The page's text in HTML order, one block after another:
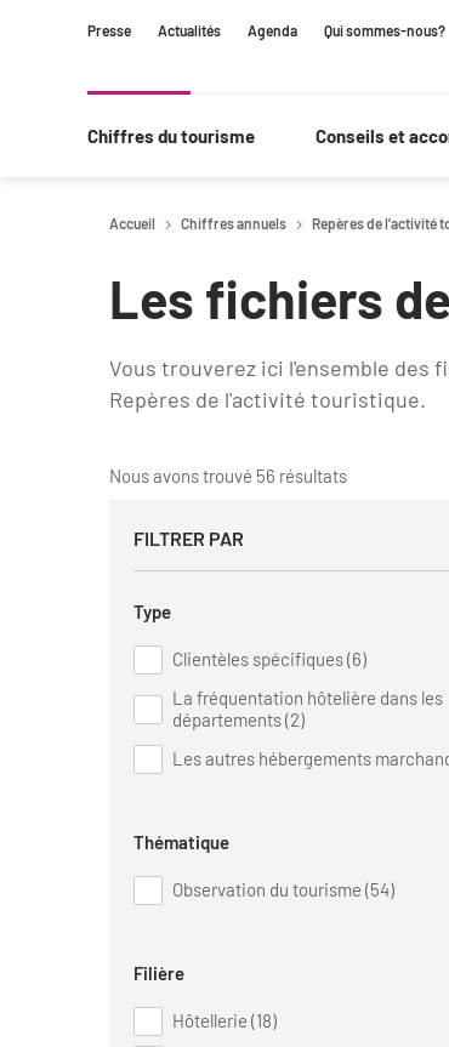
Navigation
RecherchePresse Actualités Agenda Qui sommes-nous?
Chiffres du tourisme Conseils et
Accueil Chiffres annuels Repères de l’activité
Les fichiers
Vous trouverez ici l'ensemble des
Repères de l'activité touristique.
Nous avons trouvé 56 résultats
FILTRER PAR
Type
Clientèles spécifiques (6)
La fréquentation hôtelière dans les
départements (2)
Les autres hébergements
Thématique
Observation du tourisme (54)
Filière
Hôtellerie (18)